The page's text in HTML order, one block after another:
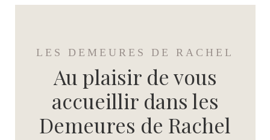
LES DEMEURES DE RACHEL
Au plaisir de vous
accueillir dans les
Demeures de Rachel